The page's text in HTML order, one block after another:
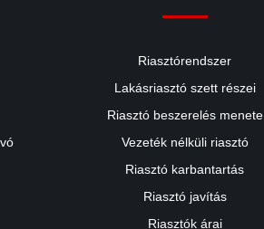
Riasztórendszer
Lakásriasztó szett részei
Riasztó beszerelés menete
Vezeték nélküli riasztó
Riasztó karbantartás
Riasztó javítás
Riasztók árai